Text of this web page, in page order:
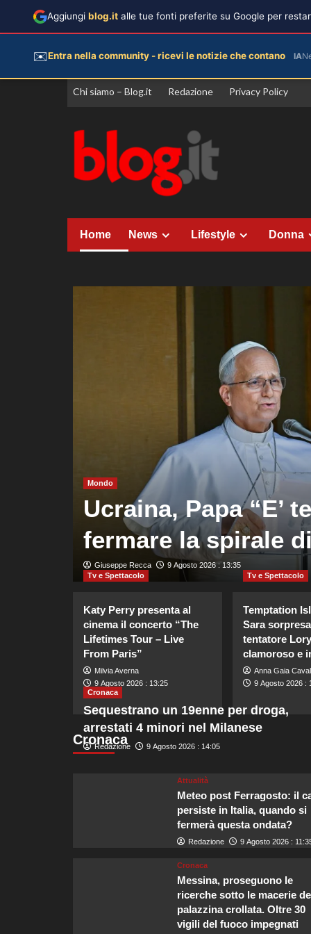
Vai
Chi siamo – Blog.it Redazione Privacy Policy
Home News Lifestyle Donna
Mondo
Ucraina, Papa “E’
fermare la spirale
Giuseppe Recca 9 Agosto 2026 : 13:35
Tv e Spettacolo
Katy Perry presenta al
cinema il concerto “The
Lifetimes Tour – Live
From Paris”
Milvia Averna
9 Agosto 2026 : 13:25
Tv e Spettacolo
Temptation
Sara
tentatore
clamoroso e
Anna Gaia
9 Agosto 2026 :
Cronaca
Cronaca
Sequestrano un 19enne per droga,
arrestati 4 minori nel Milanese
Redazione 9 Agosto 2026 : 14:05
Attualità
Meteo post Ferragosto: il
persiste in Italia, quando si
fermerà questa ondata?
Redazione 9 Agosto 2026 :
Cronaca
Messina, proseguono le
ricerche sotto le macerie
palazzina crollata. Oltre 30
vigili del fuoco impegnati
Aggiungi blog.it alle tue fonti preferite su Google per
✉️Entra nella community - ricevi le notizie che contano IA